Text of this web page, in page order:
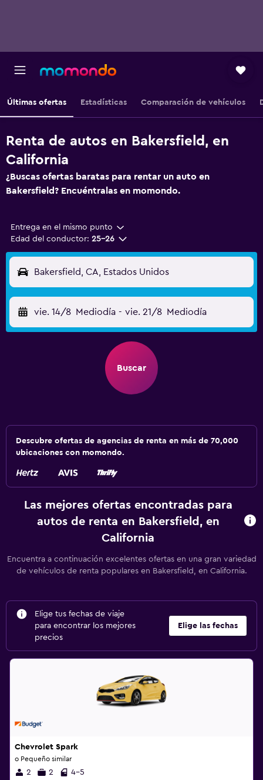
Últimas ofertas Estadísticas Comparación de vehículos
Renta de autos en Bakersfield, en
California
¿Buscas ofertas baratas para rentar un auto en
Bakersfield? Encuéntralas en momondo.
Entrega en el mismo punto
Edad del conductor: 25-26
Bakersfield, CA, Estados Unidos
vie. 14/8 Mediodía - vie. 21/8 Mediodía
Buscar
Descubre ofertas de agencias de renta en más de 70,000
ubicaciones con momondo.
Las mejores ofertas encontradas para
autos de renta en Bakersfield, en
California
Encuentra a continuación excelentes ofertas en una gran variedad
de vehículos de renta populares en Bakersfield, en California.
Elige tus fechas de viaje
para encontrar los mejores
precios
Elige las fechas
Chevrolet Spark
o Pequeño similar
2 2 4-5